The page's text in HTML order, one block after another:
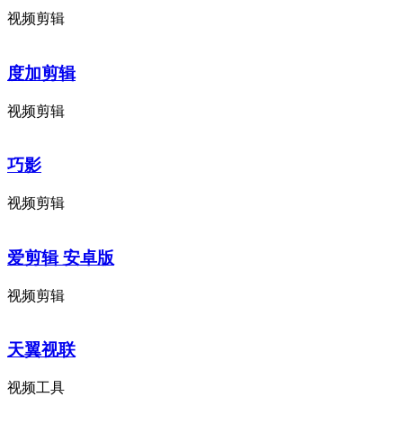
视频剪辑
度加剪辑
视频剪辑
巧影
视频剪辑
爱剪辑 安卓版
视频剪辑
天翼视联
视频工具